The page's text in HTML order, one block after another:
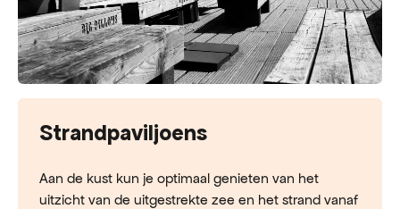
Strandpaviljoens
Aan de kust kun je optimaal genieten van het
uitzicht van de uitgestrekte zee en het strand vanaf